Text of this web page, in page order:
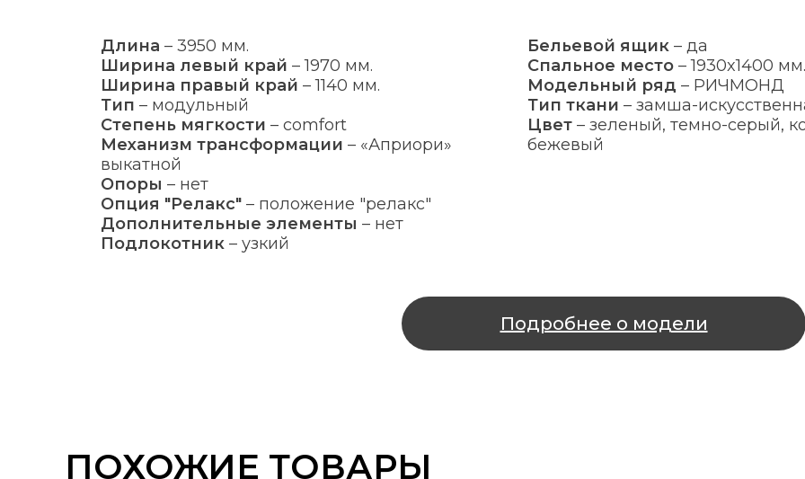
Длина – 3950 мм.
Ширина левый край – 1970 мм.
Ширина правый край – 1140 мм.
Тип – модульный
Степень мягкости – comfort
Механизм трансформации – «Априори»
выкатной
Опоры – нет
Опция "Релакс" – положение "релакс"
Дополнительные элементы – нет
Подлокотник – узкий
Бельевой ящик– да
Спальное место– 1930x1400 мм.
Модельный ряд – РИЧМОНД
Тип ткани – замша-
Цвет– зеленый, темно-серый,
бежевый
Подробнее о модели
ПОХОЖИЕ ТОВАРЫ